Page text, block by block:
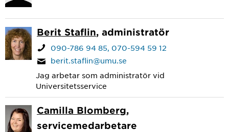
Berit Staflin, administratör
090-786 94 85 070-594 59 12
berit.staflin@umu.se
Jag arbetar som administratör vid
Universitetsservice
Camilla Blomberg,
servicemedarbetare